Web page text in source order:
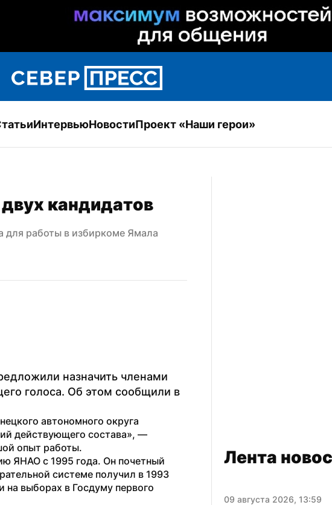
ИнтервьюНовостиПроект «Наши герои»
кандидатов
для работы в избиркоме Ямала
назначить членами
голоса. Об этом сообщили в
автономного округа
действующего состава», —
опыт работы.
ЯНАО с 1995 года. Он почетный
системе получил в 1993
на выборах в Госдуму первого
Лента
09 августа 2026, 13:59